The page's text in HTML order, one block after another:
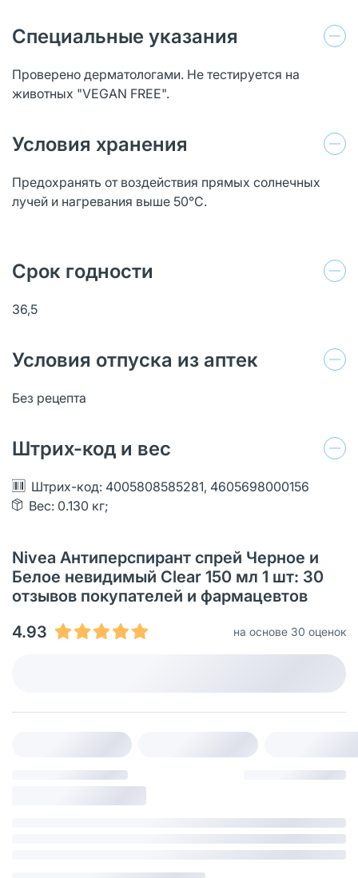
Специальные указания
Проверено дерматологами. Не тестируется на
животных "VEGAN FREE".
Условия хранения
Предохранять от воздействия прямых солнечных
лучей и нагревания выше 50°C.
Срок годности
36,5
Условия отпуска из аптек
Без рецепта
Штрих-код и вес
Штрих-код: 4005808585281, 4605698000156
Вес: 0.130 кг;
Nivea Антиперспирант спрей Черное и
Белое невидимый Clear 150 мл 1 шт: 30
отзывов покупателей и фармацевтов
4.93
на основе 30 оценок